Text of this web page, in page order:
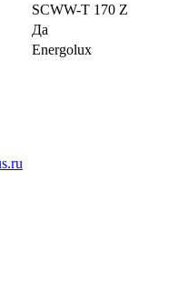
SCWW-T 170 Z
Да
Energolux